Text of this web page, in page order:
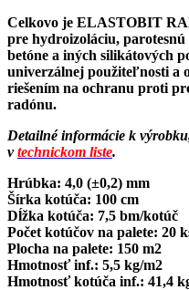
Celkovo je ELASTOBIT
pre hydroizoláciu,
betóne a iných silikátových
univerzálnej použiteľnosti a
riešením na ochranu proti
radónu.
Detailné informácie k
vtechnickom liste.
Hrúbka: 4,0 (±0,2) mm
Šírka kotúča: 100 cm
Dĺžka kotúča: 7,5 bm/kotúč
Počet kotúčov na palete: 20
Plocha na palete: 150 m2
Hmotnosť inf.: 5,5 kg/m2
Hmotnosť kotúča inf.: 41,4